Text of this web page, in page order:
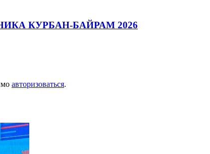
КУРБАН-БАЙРАМ 2026
авторизоваться.